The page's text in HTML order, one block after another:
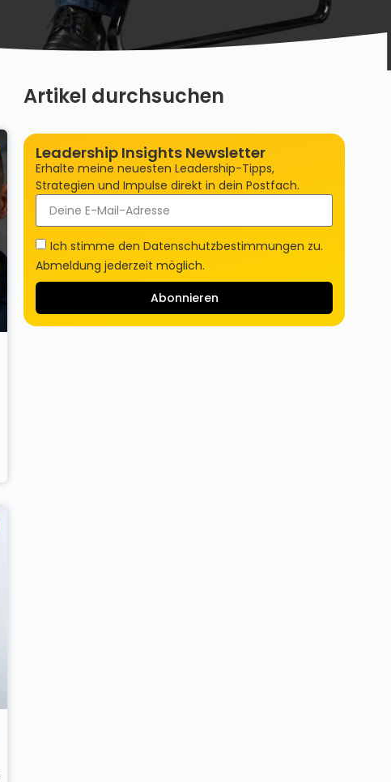
Artikel durchsuchen
Leadership Insights Newsletter
Erhalte meine neuesten Leadership-Tipps,
Strategien und Impulse direkt in dein Postfach.
Ich stimme den Datenschutzbestimmungen zu.
Abmeldung jederzeit möglich.
Abonnieren